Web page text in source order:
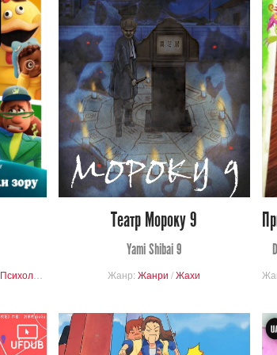
Психологія
120
Переглядів
0 0
Театр Мороку 9
Yami Shibai 9
Жанр:Жанри /Жахи